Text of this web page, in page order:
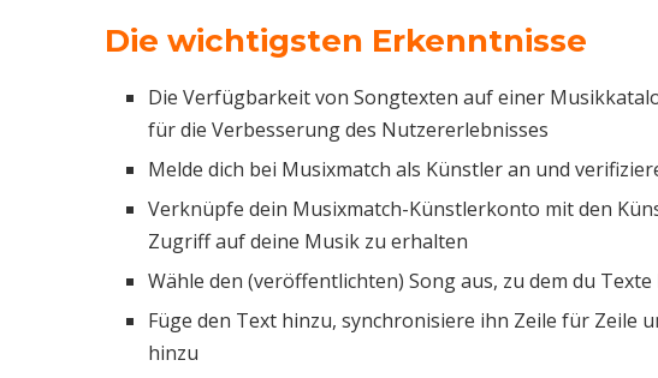
Die wichtigsten Erkenntnisse
Die Verfügbarkeit von Songtexten auf einer
für die Verbesserung des Nutzererlebnisses
Melde dich bei Musixmatch als Künstler an und
Verknüpfe dein Musixmatch-Künstlerkonto mit den
Zugriff auf deine Musik zu erhalten
Wähle den (veröffentlichten) Song aus, zu dem du
Füge den Text hinzu, synchronisiere ihn Zeile für Zeile
hinzu